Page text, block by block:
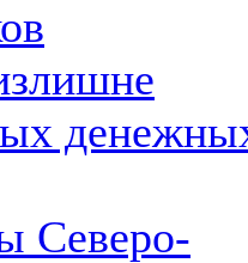
Северо-